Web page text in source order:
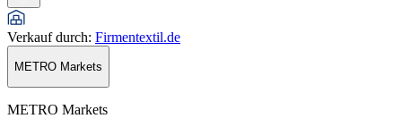
Verkauf durch: Firmentextil.de
METRO Markets
METRO Markets